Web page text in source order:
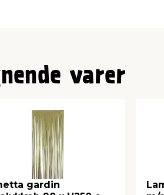
varer
gardin